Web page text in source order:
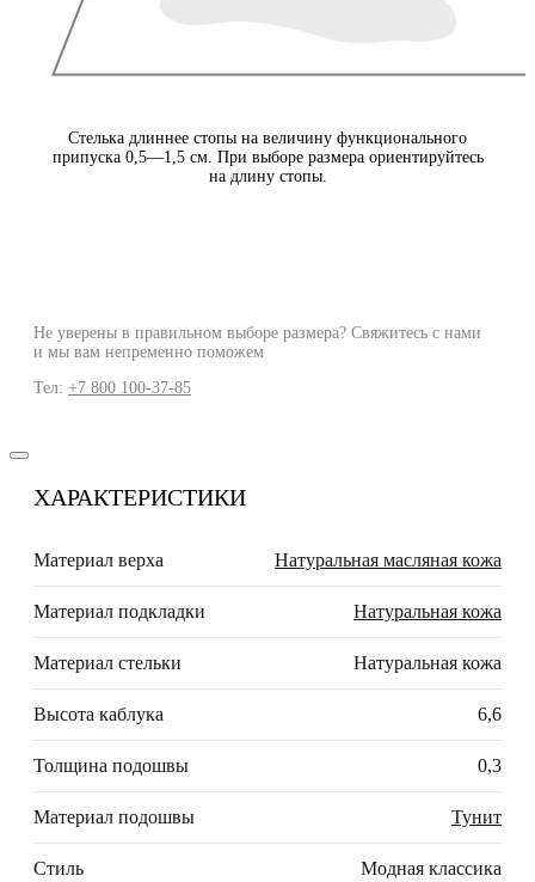
Стелька длиннее стопы на величину функционального
припуска 0,5—1,5 см. При выборе размера ориентируйтесь
на длину стопы.
Не уверены в правильном выборе размера? Свяжитесь с нами
и мы вам непременно поможем
Тел: +7 800 100-37-85
ХАРАКТЕРИСТИКИ
Материал верха Натуральная масляная кожа
Материал подкладки Натуральная кожа
Материал стельки Натуральная кожа
Высота каблука 6,6
Толщина подошвы 0,3
Материал подошвы Тунит
Стиль Модная классика